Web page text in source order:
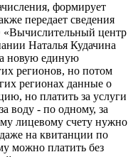
формирует
передает сведения
центр
Наталья Кудачина
новую единую
регионов, но потом
регионах данные о
но платить за услуги
воду - по одному, за
лицевому счету нужно
на квитанции по
можно платить без